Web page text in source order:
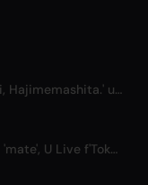
=LOVE Jħabbru Single Ġdid 'Koi, Hajimemashita.' u Kunċerti fit-Tokyo Dome
AliA Jħabbar Album Post-Hiatt 'mate', U Live f'Tokyo